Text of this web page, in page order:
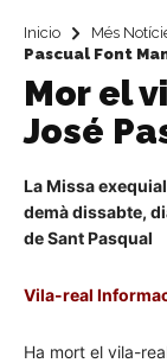
Inicio Més
Pascual Font
Mor el
José
La Missa
demà dissabte,
de Sant Pasqual
Vila-real
Ha mort el vila-